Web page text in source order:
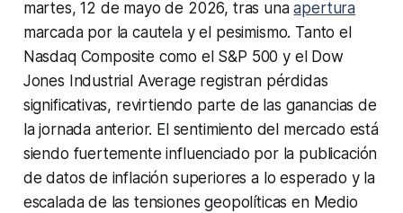
martes, 12 de mayo de 2026, tras unaapertura
marcada por la cautela y el pesimismo. Tanto el
Nasdaq Composite como el S&P 500 y el Dow
Jones Industrial Average registran pérdidas
significativas, revirtiendo parte de las ganancias de
la jornada anterior. El sentimiento del mercado está
siendo fuertemente influenciado por la publicación
de datos de inflación superiores a lo esperado y la
escalada de las tensiones geopolíticas en Medio